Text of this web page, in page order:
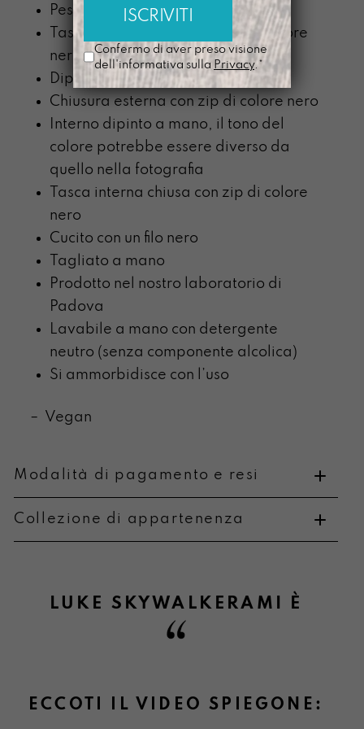
Peso: circa 160 g
Tasca interna chiusa con zip di colore
nero
Dipinto a mano
Chiusura esterna con zip di colore nero
Interno dipinto a mano, il tono del
colore potrebbe essere diverso da
quello nella fotografia
Tasca interna chiusa con zip di colore
nero
Cucito con un filo nero
Tagliato a mano
Prodotto nel nostro laboratorio di
Padova
Lavabile a mano con detergente
neutro (senza componente alcolica)
Si ammorbidisce con l’uso
– Vegan
Modalità di pagamento e resi
Collezione di appartenenza
LUKE SKYWALKERAMI È
ECCOTI IL VIDEO SPIEGONE:
Confermo di aver preso visione
dell'informativa sulla Privacy.*